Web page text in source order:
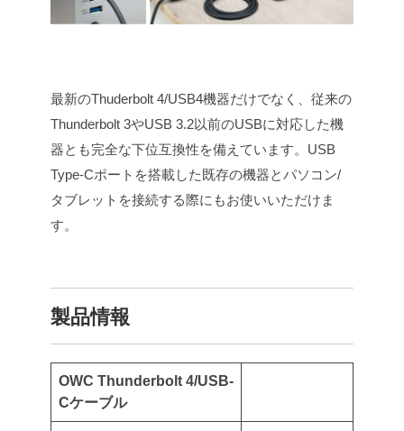
最新のThuderbolt 4/USB4機器だけでなく、従来の
Thunderbolt 3やUSB 3.2以前のUSBに対応した機
器とも完全な下位互換性を備えています。USB
Type-Cポートを搭載した既存の機器とパソコン/
タブレットを接続する際にもお使いいただけま
す。
製品情報
OWC Thunderbolt 4/USB-
Cケーブル